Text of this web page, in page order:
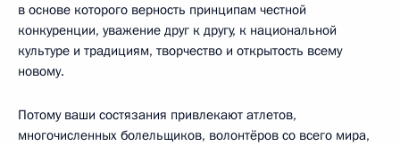
в основе которого верность принципам честной
конкуренции, уважение друг к другу, к национальной
культуре и традициям, творчество и открытость всему
новому.
Потому ваши состязания привлекают атлетов,
многочисленных болельщиков, волонтёров со всего мира,